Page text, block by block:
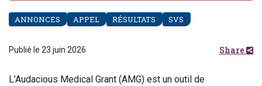
ANNONCES APPEL RÉSULTATS SVS
Publié le 23 juin 2026 Share
L’Audacious Medical Grant (AMG) est un outil de